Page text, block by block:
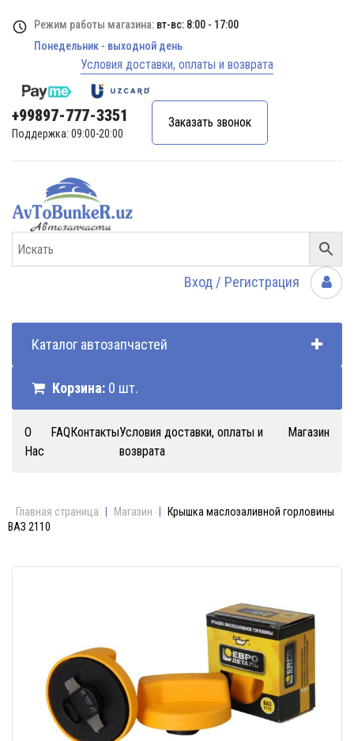
Режим работы магазина: вт-вс: 8:00 - 17:00
Понедельник - выходной день
Условия доставки, оплаты и возврата
+99897-777-3351
Поддержка: 09:00-20:00
Заказать звонок
Вход / Регистрация
Каталог автозапчастей
Корзина: 0 шт.
О
Нас
FAQКонтактыУсловия доставки, оплаты и
возврата
Магазин
Главная страница Магазин
Крышка маслозаливной горловины
ВАЗ 2110